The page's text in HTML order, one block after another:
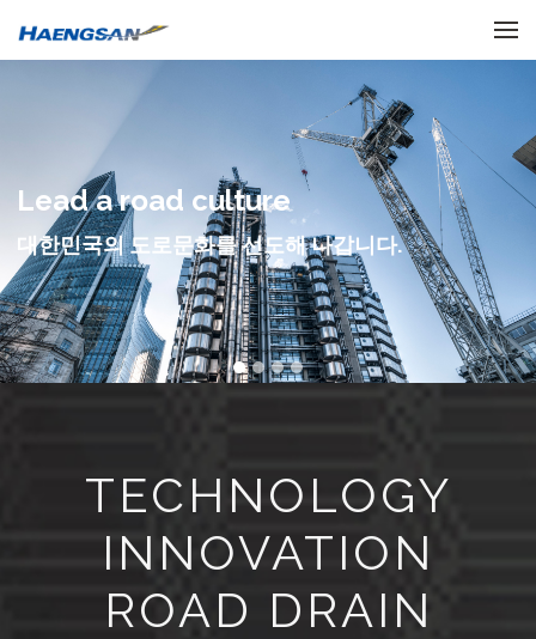
Lead a road culture
대한민국의 도로문화를 선도해 나갑니다.
TECHNOLOGY
INNOVATION
ROAD DRAIN